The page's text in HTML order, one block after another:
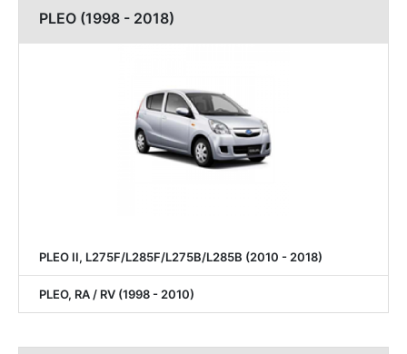
PLEO (1998 - 2018)
PLEO II, L275F/L285F/L275B/L285B (2010 - 2018)
PLEO, RA / RV (1998 - 2010)